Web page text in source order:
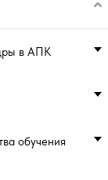
в АПК
обучения